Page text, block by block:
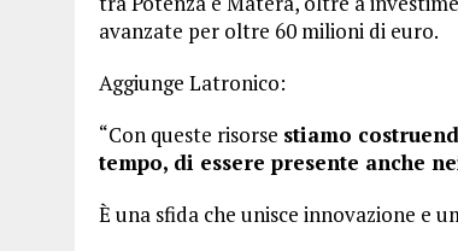
avanzate per oltre 60 milioni di euro.
Aggiunge Latronico:
“Con queste risorse stiamo
tempo, di essere presente anche
È una sfida che unisce innovazione e